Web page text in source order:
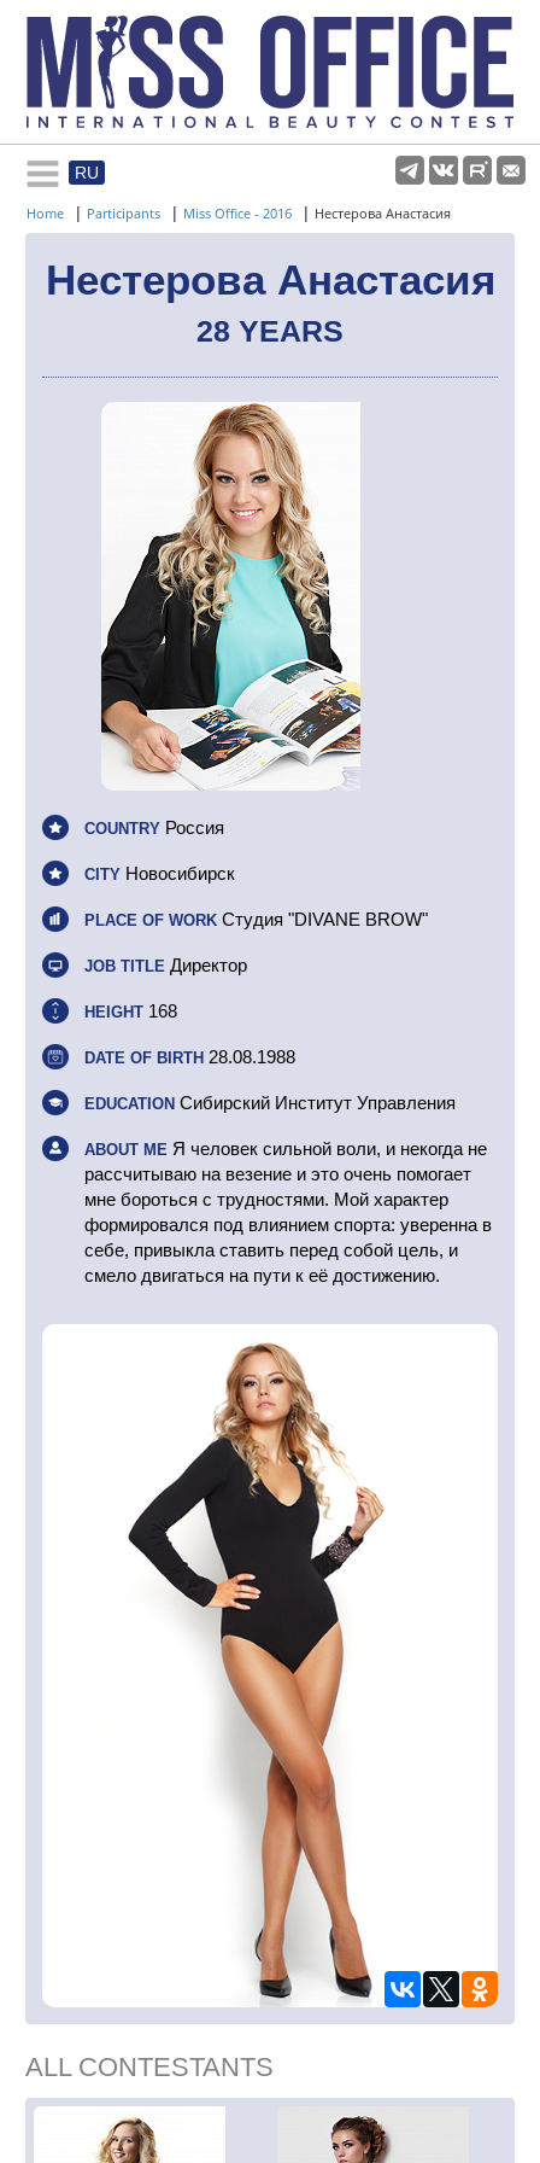
RU
Rules and regulations
About pageant
Participants
Gallery
Home | Participants | Miss Office - 2016 | Нестерова Анастасия
Нестерова Анастасия
28 YEARS
COUNTRY Россия
CITY Новосибирск
PLACE OF WORK Студия "DIVANE BROW"
JOB TITLE Директор
HEIGHT 168
DATE OF BIRTH 28.08.1988
EDUCATION Сибирский Институт Управления
ABOUT ME Я человек сильной воли, и некогда не
рассчитываю на везение и это очень помогает
мне бороться с трудностями. Мой характер
формировался под влиянием спорта: уверенна в
себе, привыкла ставить перед собой цель, и
смело двигаться на пути к её достижению.
ALL CONTESTANTS